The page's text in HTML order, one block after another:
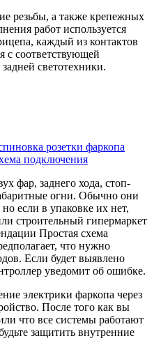
резьбы, а также крепежных
работ используется
каждый из контактов
с соответствующей
светотехники.
розетки фаркопа
подключения
фар, заднего хода, стоп-
огни. Обычно они
если в упаковке их нет,
строительный гипермаркет
Простая схема
что нужно
Если будет выявлено
уведомит об ошибке.
электрики фаркопа через
После того как вы
что все системы работают
защитить внутренние